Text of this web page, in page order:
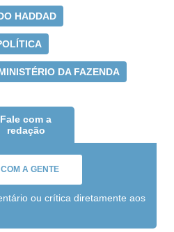
HADDAD
DA FAZENDA
Fale com a
redação
A GENTE
ou crítica diretamente aos